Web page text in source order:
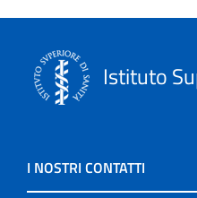
Istituto
I NOSTRI CONTATTI